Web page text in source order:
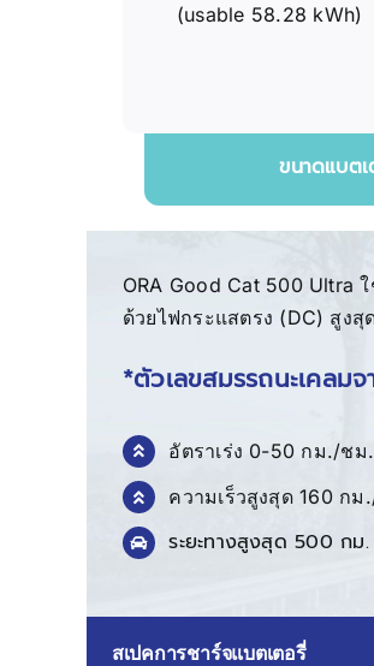
(usable 58.28 kWh)
ขนาดแบต
ORA Good Cat 500 Ultra
ด้วยไฟกระแสตรง (DC) สูง
*ตัวเลขสมรรถนะเคลมจ
อัตราเร่ง 0-50 กม./ช
ความเร็วสูงสุด 160 ก
ระยะทางสูงสุด 500 กม
สเปคการชาร์จแบตเตอรี่